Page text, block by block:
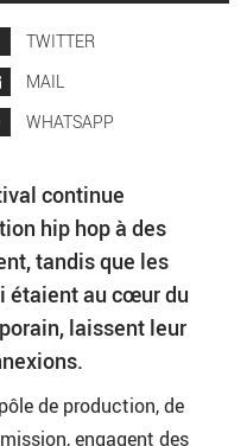
TWITTER
MAIL
WHATSAPP
continue
hip hop à des
tandis que les
étaient au cœur du
laissent leur
de production, de
engagent des